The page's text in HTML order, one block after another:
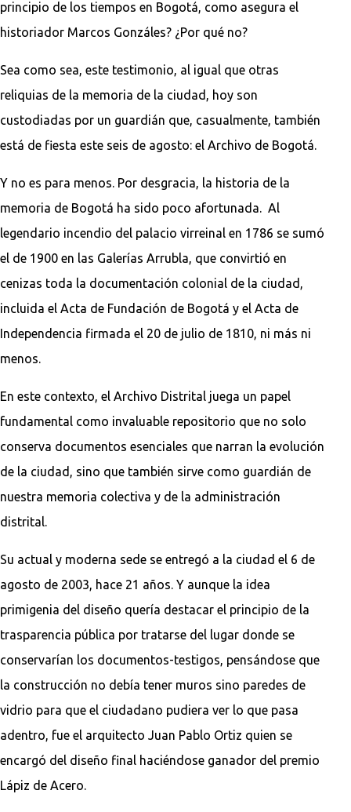
principio de los tiempos en Bogotá, como asegura el
historiador Marcos Gonzáles? ¿Por qué no?
Sea como sea, este testimonio, al igual que otras
reliquias de la memoria de la ciudad, hoy son
custodiadas por un guardián que, casualmente, también
está de fiesta este seis de agosto: el Archivo de Bogotá.
Y no es para menos. Por desgracia, la historia de la
memoria de Bogotá ha sido poco afortunada. Al
legendario incendio del palacio virreinal en 1786 se sumó
el de 1900 en las Galerías Arrubla, que convirtió en
cenizas toda la documentación colonial de la ciudad,
incluida el Acta de Fundación de Bogotá y el Acta de
Independencia firmada el 20 de julio de 1810, ni más ni
menos.
En este contexto, el Archivo Distrital juega un papel
fundamental como invaluable repositorio que no solo
conserva documentos esenciales que narran la evolución
de la ciudad, sino que también sirve como guardián de
nuestra memoria colectiva y de la administración
distrital.
Su actual y moderna sede se entregó a la ciudad el 6 de
agosto de 2003, hace 21 años. Y aunque la idea
primigenia del diseño quería destacar el principio de la
trasparencia pública por tratarse del lugar donde se
conservarían los documentos-testigos, pensándose que
la construcción no debía tener muros sino paredes de
vidrio para que el ciudadano pudiera ver lo que pasa
adentro, fue el arquitecto Juan Pablo Ortiz quien se
encargó del diseño final haciéndose ganador del premio
Lápiz de Acero.